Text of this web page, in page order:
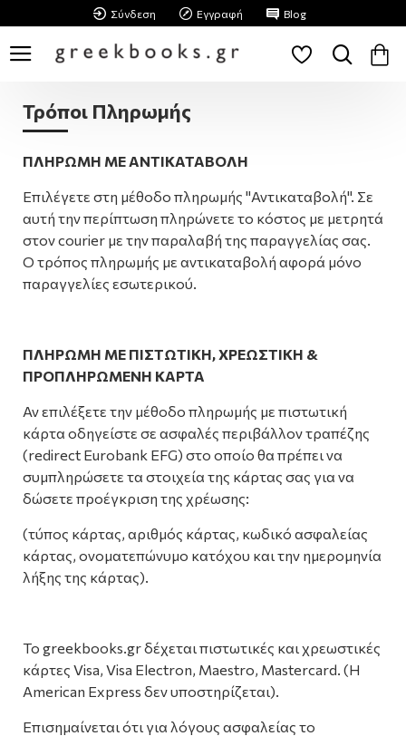
Σύνδεση Εγγραφή Blog
Τρόποι Πληρωμής
ΠΛΗΡΩΜΗ ΜΕ ΑΝΤΙΚΑΤΑΒΟΛΗ
Επιλέγετε στη μέθοδο πληρωμής "Αντικαταβολή". Σε
αυτή την περίπτωση πληρώνετε το κόστος με μετρητά
στον courier με την παραλαβή της παραγγελίας σας.
Ο τρόπος πληρωμής με αντικαταβολή αφορά μόνο
παραγγελίες εσωτερικού.
ΠΛΗΡΩΜΗ ΜΕ ΠΙΣΤΩΤΙΚΗ, ΧΡΕΩΣΤΙΚΗ &
ΠΡΟΠΛΗΡΩΜΕΝΗ ΚΑΡΤΑ
Αν επιλέξετε την μέθοδο πληρωμής με πιστωτική
κάρτα οδηγείστε σε ασφαλές περιβάλλον τραπέζης
(redirect Eurobank EFG) στο οποίο θα πρέπει να
συμπληρώσετε τα στοιχεία της κάρτας σας για να
δώσετε προέγκριση της χρέωσης:
(τύπος κάρτας, αριθμός κάρτας, κωδικό ασφαλείας
κάρτας, ονοματεπώνυμο κατόχου και την ημερομηνία
λήξης της κάρτας).
Το greekbooks.gr δέχεται πιστωτικές και χρεωστικές
κάρτες Visa, Visa Electron, Maestro, Mastercard. (Η
American Express δεν υποστηρίζεται).
Επισημαίνεται ότι για λόγους ασφαλείας το